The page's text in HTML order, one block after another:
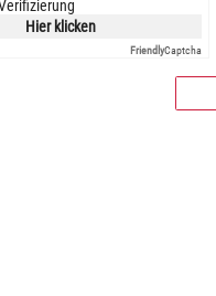
Hier klicken
FriendlyCaptcha